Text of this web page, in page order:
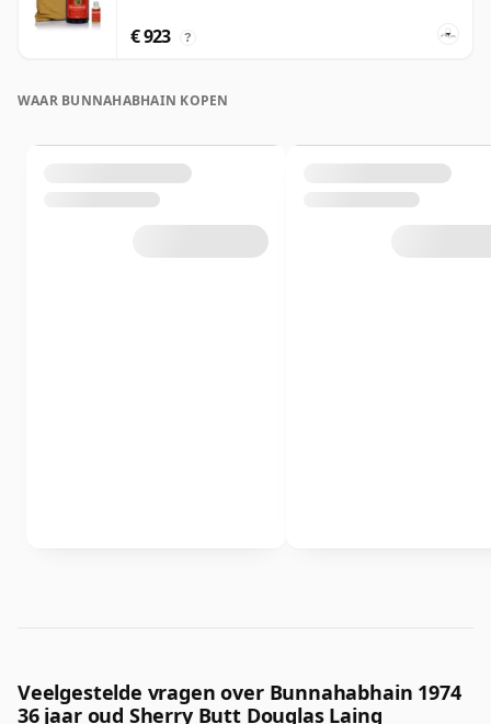
€ 923 ?
WAAR BUNNAHABHAIN KOPEN
Veelgestelde vragen over Bunnahabhain 1974
36 jaar oud Sherry Butt Douglas Laing